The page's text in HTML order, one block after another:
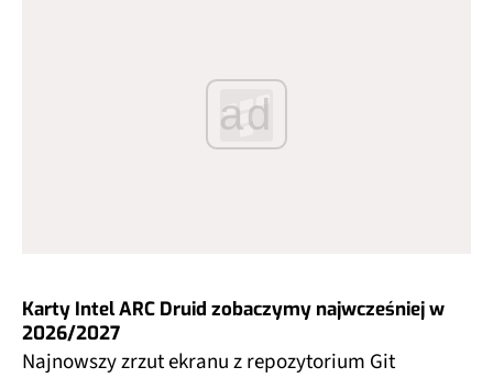
ad
Karty Intel ARC Druid zobaczymy najwcześniej w
2026/2027
Najnowszy zrzut ekranu z repozytorium Git